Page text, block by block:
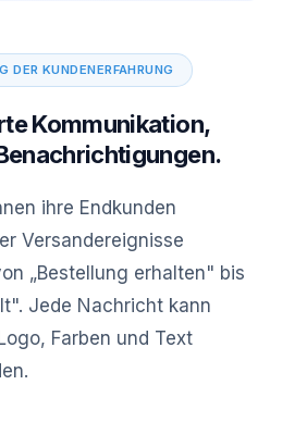
DER KUNDENERFAHRUNG
Kommunikation,
ihre Endkunden
Versandereignisse
„Bestellung erhalten" bis
Jede Nachricht kann
Farben und Text